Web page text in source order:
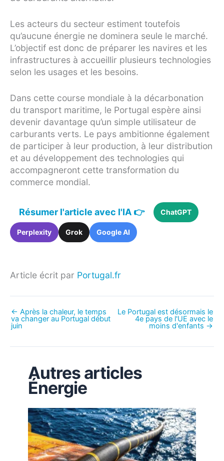
Les acteurs du secteur estiment toutefois
qu’aucune énergie ne dominera seule le marché.
L’objectif est donc de préparer les navires et les
infrastructures à accueillir plusieurs technologies
selon les usages et les besoins.
Dans cette course mondiale à la décarbonation
du transport maritime, le Portugal espère ainsi
devenir davantage qu’un simple utilisateur de
carburants verts. Le pays ambitionne également
de participer à leur production, à leur distribution
et au développement des technologies qui
accompagneront cette transformation du
commerce mondial.
Résumer l'article avec l'IA 👉 ChatGPT
Perplexity Grok Google AI
Article écrit par Portugal.fr
← Après la chaleur, le temps
va changer au Portugal début
juin
Le Portugal est désormais le
4e pays de l'UE avec le
moins d'enfants →
Autres articles
Énergie